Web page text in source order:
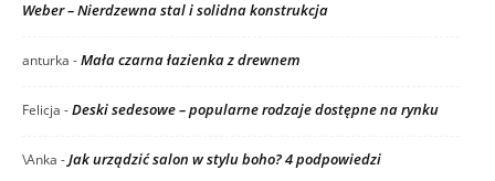
Weber – Nierdzewna stal i solidna konstrukcja
anturka -Mała czarna łazienka z drewnem
Felicja -Deski sedesowe – popularne rodzaje dostępne na rynku
\Anka -Jak urządzić salon w stylu boho? 4 podpowiedzi